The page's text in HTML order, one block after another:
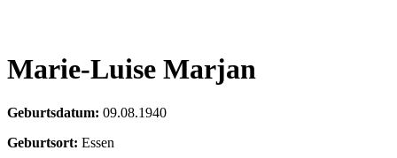
Marie-Luise Marjan
Geburtsdatum: 09.08.1940
Geburtsort: Essen